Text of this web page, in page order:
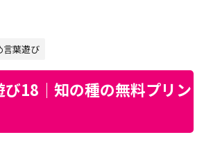
言葉遊び
び18｜知の種の無料プリン